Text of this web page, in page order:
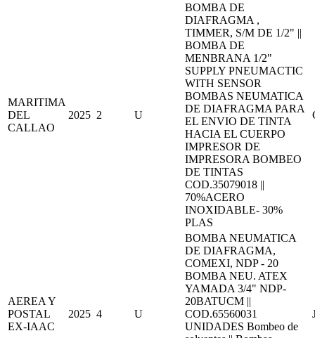
MARITIMA
DEL
CALLAO
2025 2 U
BOMBA DE
DIAFRAGMA ,
TIMMER, S/M DE 1/2" ||
BOMBA DE
MENBRANA 1/2"
SUPPLY PNEUMACTIC
WITH SENSOR
BOMBAS NEUMATICA
DE DIAFRAGMA PARA
EL ENVIO DE TINTA
HACIA EL CUERPO
IMPRESOR DE
IMPRESORA BOMBEO
DE TINTAS
COD.35079018 ||
70%ACERO
INOXIDABLE- 30%
PLAS
AEREA Y
POSTAL
EX-IAAC
2025 4 U
BOMBA NEUMATICA
DE DIAFRAGMA,
COMEXI, NDP - 20
BOMBA NEU. ATEX
YAMADA 3/4" NDP-
20BATUCM ||
COD.65560031
UNIDADES Bombeo de